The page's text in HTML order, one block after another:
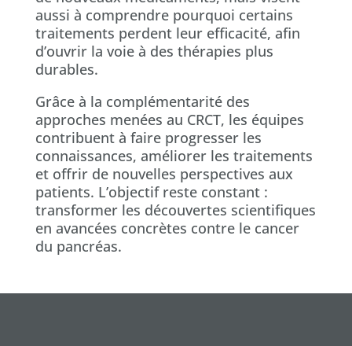
aussi à comprendre pourquoi certains
traitements perdent leur efficacité, afin
d’ouvrir la voie à des thérapies plus
durables.
Grâce à la complémentarité des
approches menées au CRCT, les équipes
contribuent à faire progresser les
connaissances, améliorer les traitements
et offrir de nouvelles perspectives aux
patients. L’objectif reste constant :
transformer les découvertes scientifiques
en avancées concrètes contre le cancer
du pancréas.